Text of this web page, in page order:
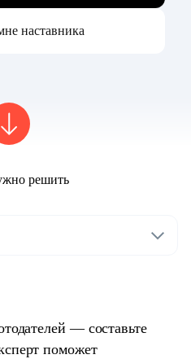
наставника
решить
— составьте
поможет